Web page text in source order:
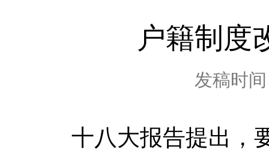
户籍制度
发稿时
十八大报告提出，